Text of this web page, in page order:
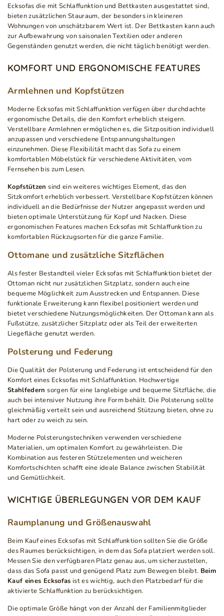
Ecksofas die mit Schlaffunktion und Bettkasten ausgestattet sind,
bieten zusätzlichen Stauraum, der besonders in kleineren
Wohnungen von unschätzbarem Wert ist. Der Bettkasten kann auch
zur Aufbewahrung von saisonalen Textilien oder anderen
Gegenständen genutzt werden, die nicht täglich benötigt werden.
KOMFORT UND ERGONOMISCHE FEATURES
Armlehnen und Kopfstützen
Moderne Ecksofas mit Schlaffunktion verfügen über durchdachte
ergonomische Details, die den Komfort erheblich steigern.
Verstellbare Armlehnen ermöglichen es, die Sitzposition individuell
anzupassen und verschiedene Entspannungshaltungen
einzunehmen. Diese Flexibilität macht das Sofa zu einem
komfortablen Möbelstück für verschiedene Aktivitäten, vom
Fernsehen bis zum Lesen.
Kopfstützen sind ein weiteres wichtiges Element, das den
Sitzkomfort erheblich verbessert. Verstellbare Kopfstützen können
individuell an die Bedürfnisse der Nutzer angepasst werden und
bieten optimale Unterstützung für Kopf und Nacken. Diese
ergonomischen Features machen Ecksofas mit Schlaffunktion zu
komfortablen Rückzugsorten für die ganze Familie.
Ottomane und zusätzliche Sitzflächen
Als fester Bestandteil vieler Ecksofas mit Schlaffunktion bietet der
Ottoman nicht nur zusätzlichen Sitzplatz, sondern auch eine
bequeme Möglichkeit zum Ausstrecken und Entspannen. Diese
funktionale Erweiterung kann flexibel positioniert werden und
bietet verschiedene Nutzungsmöglichkeiten. Der Ottoman kann als
Fußstütze, zusätzlicher Sitzplatz oder als Teil der erweiterten
Liegefläche genutzt werden.
Polsterung und Federung
Die Qualität der Polsterung und Federung ist entscheidend für den
Komfort eines Ecksofas mit Schlaffunktion. Hochwertige
Stahlfedern sorgen für eine langlebige und bequeme Sitzfläche, die
auch bei intensiver Nutzung ihre Form behält. Die Polsterung sollte
gleichmäßig verteilt sein und ausreichend Stützung bieten, ohne zu
hart oder zu weich zu sein.
Moderne Polsterungstechniken verwenden verschiedene
Materialien, um optimalen Komfort zu gewährleisten. Die
Kombination aus festeren Stützelementen und weicheren
Komfortschichten schafft eine ideale Balance zwischen Stabilität
und Gemütlichkeit.
WICHTIGE ÜBERLEGUNGEN VOR DEM KAUF
Raumplanung und Größenauswahl
Beim Kauf eines Ecksofas mit Schlaffunktion sollten Sie die Größe
des Raumes berücksichtigen, in dem das Sofa platziert werden soll.
Messen Sie den verfügbaren Platz genau aus, um sicherzustellen,
dass das Sofa passt und genügend Platz zum Bewegen bleibt. Beim
Kauf eines Ecksofas ist es wichtig, auch den Platzbedarf für die
aktivierte Schlaffunktion zu berücksichtigen.
Die optimale Größe hängt von der Anzahl der Familienmitglieder